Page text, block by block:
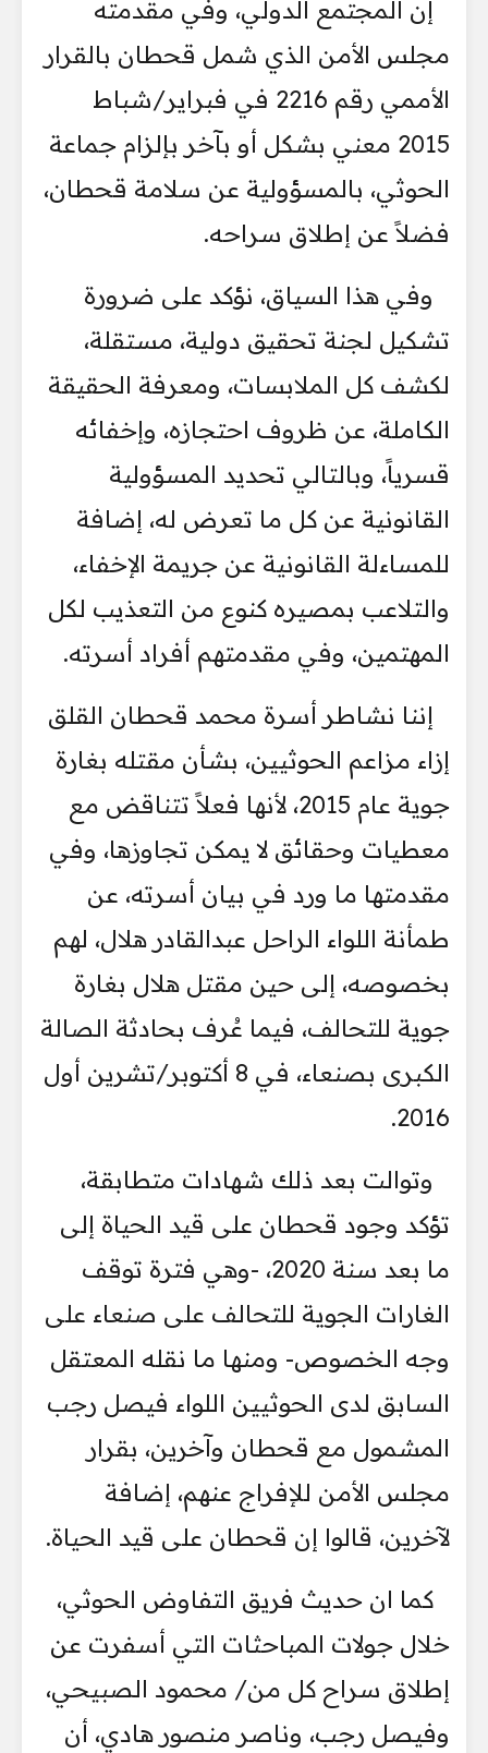
إن المجتمع الدولي، وفي مقدمته
مجلس الأمن الذي شمل قحطان بالقرار
الأممي رقم 2216 في فبراير/شباط
2015 معني بشكل أو بآخر بإلزام جماعة
الحوثي، بالمسؤولية عن سلامة قحطان،
فضلاً عن إطلاق سراحه.
وفي هذا السياق، نؤكد على ضرورة
تشكيل لجنة تحقيق دولية، مستقلة،
لكشف كل الملابسات، ومعرفة الحقيقة
الكاملة، عن ظروف احتجازه، وإخفائه
قسرياً، وبالتالي تحديد المسؤولية
القانونية عن كل ما تعرض له، إضافة
للمساءلة القانونية عن جريمة الإخفاء،
والتلاعب بمصيره كنوع من التعذيب لكل
المهتمين، وفي مقدمتهم أفراد أسرته.
إننا نشاطر أسرة محمد قحطان القلق
إزاء مزاعم الحوثيين، بشأن مقتله بغارة
جوية عام 2015، لأنها فعلاً تتناقض مع
معطيات وحقائق لا يمكن تجاوزها، وفي
مقدمتها ما ورد في بيان أسرته، عن
طمأنة اللواء الراحل عبدالقادر هلال، لهم
بخصوصه، إلى حين مقتل هلال بغارة
جوية للتحالف، فيما عُرف بحادثة الصالة
الكبرى بصنعاء، في 8 أكتوبر/تشرين أول
2016.
وتوالت بعد ذلك شهادات متطابقة،
تؤكد وجود قحطان على قيد الحياة إلى
ما بعد سنة 2020، -وهي فترة توقف
الغارات الجوية للتحالف على صنعاء على
وجه الخصوص- ومنها ما نقله المعتقل
السابق لدى الحوثيين اللواء فيصل رجب
المشمول مع قحطان وآخرين، بقرار
مجلس الأمن للإفراج عنهم، إضافة
لآخرين، قالوا إن قحطان على قيد الحياة.
كما ان حديث فريق التفاوض الحوثي،
خلال جولات المباحثات التي أسفرت عن
إطلاق سراح كل من/ محمود الصبيحي،
وفيصل رجب، وناصر منصور هادي، أن